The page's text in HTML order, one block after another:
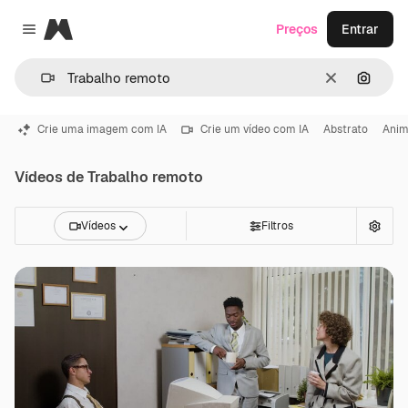
Close menu
Magnific
Limpar
Preços Entrar
Crie uma imagem com IA Crie um vídeo com IA Abstrato
Vídeos de Trabalho remoto
Vídeos Filtros